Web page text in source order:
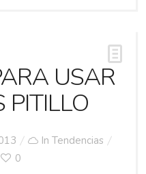
USAR
PITILLO
In Tendencias
0